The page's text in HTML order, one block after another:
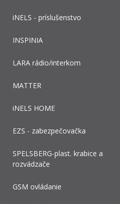
iNELS - príslušenstvo
INSPINIA
LARA rádio/interkom
MATTER
iNELS HOME
EZS - zabezpečovačka
SPELSBERG-plast. krabice a
rozvádzače
GSM ovládanie